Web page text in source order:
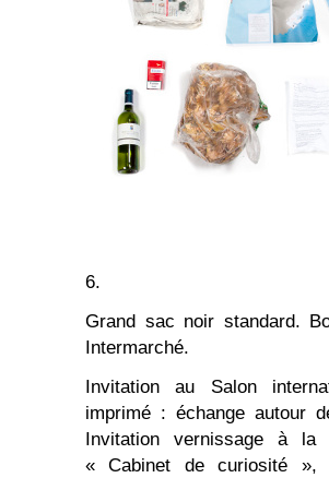
6.
Grand sac noir standard.
Intermarché.
Invitation au Salon
imprimé : échange autour
Invitation vernissage à la
« Cabinet de curiosité »,